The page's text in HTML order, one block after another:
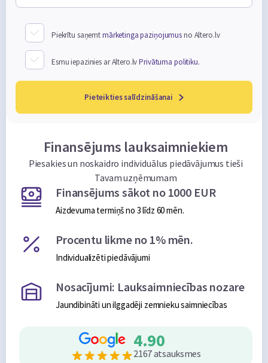
Finansējums lauksaimniekiem
Piesakies un noskaidro individuālus piedāvājumus tieši
Tavam uzņēmumam
Finansējums sākot no 1000 EUR
Aizdevuma termiņš no 3 līdz 60 mēn.
Procentu likme no 1% mēn.
Individualizēti piedāvājumi
Nosacījumi: Lauksaimniecības nozare
Jaundibināti un ilggadēji zemnieku saimniecības
4.90
2167 atsauksmes
Piekrītu saņemtmārketinga paziņojumusno Altero.lv
Esmu iepazinies ar Altero.lvPrivātuma politiku.
Pieteikties salīdzināšanai